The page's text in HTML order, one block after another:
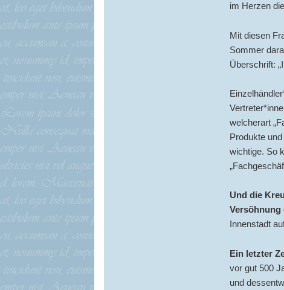
im Herzen
Mit diesen
Sommer
Überschrift:
welcherart
Produkte
wichtige. So
Und die
Versöhnung
Innenstadt
Ein letzter
vor gut 500
und